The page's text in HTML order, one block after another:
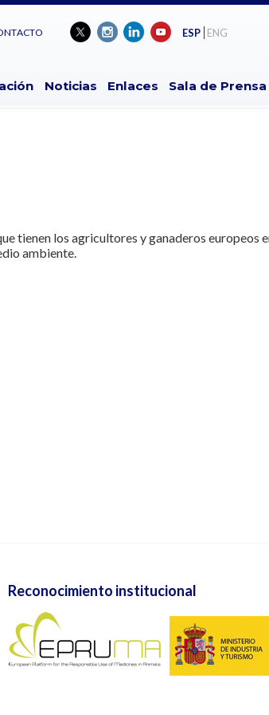
ESP ENG
Noticias Enlaces Sala de Prensa
tienen los agricultores y ganaderos
ambiente.
Reconocimiento institucional